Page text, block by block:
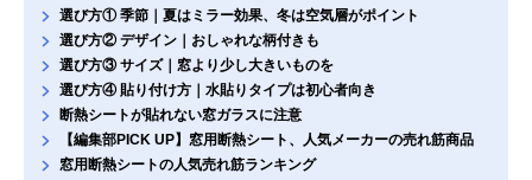
選び方① 季節｜夏はミラー効果、冬は空気層がポイント
選び方② デザイン｜おしゃれな柄付きも
選び方③ サイズ｜窓より少し大きいものを
選び方④ 貼り付け方｜水貼りタイプは初心者向き
断熱シートが貼れない窓ガラスに注意
【編集部PICK UP】窓用断熱シート、人気メーカーの売れ筋商品
窓用断熱シートの人気売れ筋ランキング